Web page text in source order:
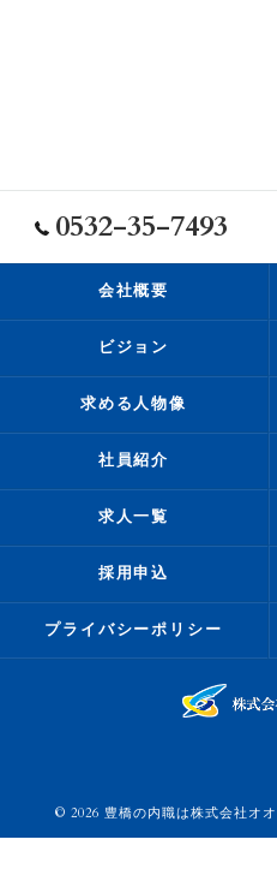
0532-35-7493
会社概要
ビジョン
求める人物像
社員紹介
求人一覧
採用申込
プライバシーポリシー
© 2026 豊橋の内職は株式会社オ